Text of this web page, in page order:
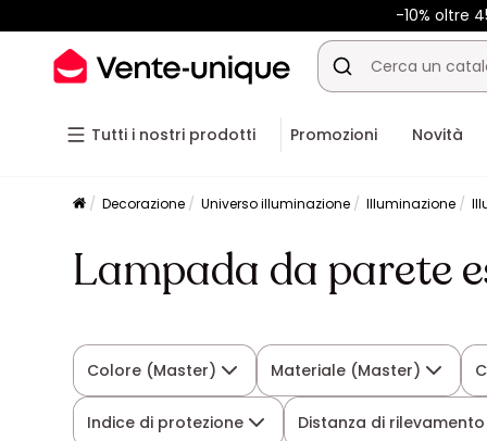
-10% oltre
Tutti i nostri prodotti Promozioni Novità
Decorazione Universo illuminazione Illuminazione
Lampada da parete
Colore (Master) Materiale (Master)
Indice di protezione Distanza di rilevamento